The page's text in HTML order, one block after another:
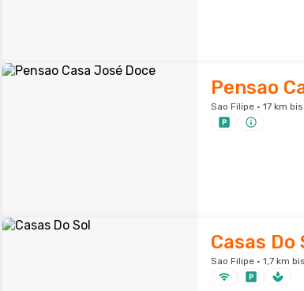
Pensao
Sao Filipe · 17 km
Casas Do
Sao Filipe · 1,7 km